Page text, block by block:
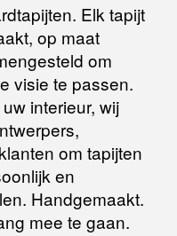
maar uiterlijkbinnen 14
Elk tapijt
op maat
om
visie te passen.
interieur, wij
om tapijten
en
Handgemaakt.
mee te gaan.